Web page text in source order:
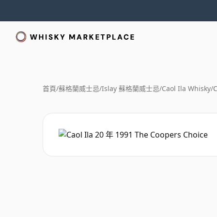
首頁/蘇格蘭威士忌/Islay 蘇格蘭威士忌/Caol Ila Whisky/